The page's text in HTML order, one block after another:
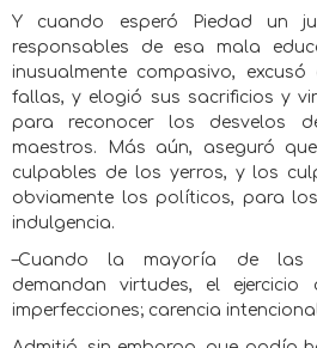
Y cuando esperó Piedad un
responsables de esa mala
inusualmente compasivo,
fallas, y elogió sus sacrificios y
para reconocer los desvelos
maestros. Más aún, aseguró
culpables de los yerros, y los
obviamente los políticos, para
indulgencia.
–Cuando la mayoría de las
demandan virtudes, el
imperfecciones; carencia